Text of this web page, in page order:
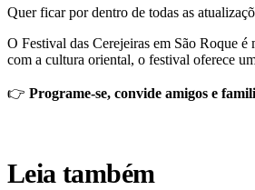
Quer ficar por dentro de todas as
O Festival das Cerejeiras em São Roque
com a cultura oriental, o festival oferece
👉 Programe-se, convide amigos e
Leia também